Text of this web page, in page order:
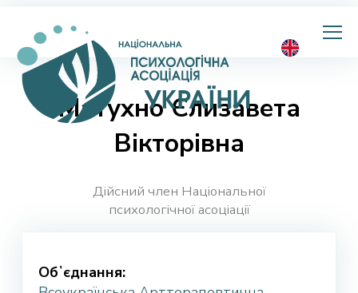
Національна
психологічна
Матухно Єлизавета
Вікторівна
Дійсний член Національної
психологічної асоціації
Обʼєднання: